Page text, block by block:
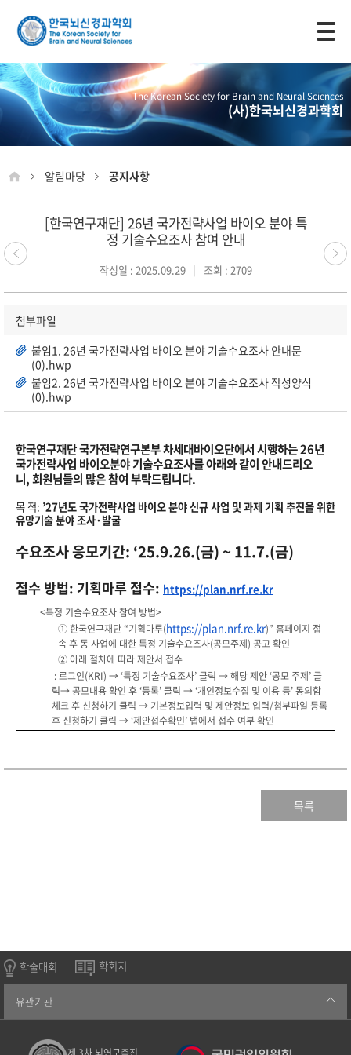
The Korean Society for Brain and Neural Sciences
(사)한국뇌신경과학회
알림마당 공지사항
[한국연구재단] 26년 국가전략사업 바이오 분야 특
정 기술수요조사 참여 안내
작성일 : 2025.09.29 조회 : 2709
첨부파일
붙임1. 26년 국가전략사업 바이오 분야 기술수요조사 안내문
(0).hwp
붙임2. 26년 국가전략사업 바이오 분야 기술수요조사 작성양식
(0).hwp
한국연구재단 국가전략연구본부 차세대바이오단에서 시행하는26년
국가전략사업 바이오분야 기술수요조사를 아래와 같이 안내드리오
니,회원님들의 많은 참여 부탁드립니다.
목 적: ’27년도 국가전략사업 바이오 분야 신규 사업 및 과제 기획 추진을 위한
유망기술 분야 조사· 발굴
수요조사 응모기간: ‘25.9.26.(금) ~ 11.7.(금)
접수 방법: 기획마루 접수: https://plan.nrf.re.kr
<특정 기술수요조사 참여 방법>
①한국연구재단“기획마루(https://plan.nrf.re.kr)” 홈페이지 접
속 후동 사업에 대한 특정 기술수요조사(공모주제) 공고 확인
②아래 절차에 따라 제안서 접수
:로그인(KRI)→‘특정 기술수요조사’클릭→해당 제안‘공모 주제’클
릭→공모내용 확인 후‘등록’클릭→‘개인정보수집 및 이용 등’동의함
체크 후 신청하기 클릭→ 기본정보입력 및 제안정보 입력/첨부파일 등록
후 신청하기 클릭→‘제안접수확인’ 탭에서 접수 여부 확인
목록
학술대회 학회지
유관기관